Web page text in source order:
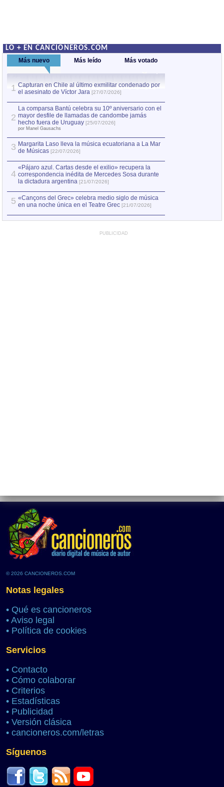
LO + EN CANCIONEROS.COM
Más nuevo Más leído Más votado
1 Capturan en Chile al último exmilitar condenado por
el asesinato de Víctor Jara [27/07/2026]
2
La comparsa Bantú celebra su 10º aniversario con el
mayor desfile de llamadas de candombe jamás
hecho fuera de Uruguay [25/07/2026]
por Manel Gausachs
3 Margarita Laso lleva la música ecuatoriana a La Mar
de Músicas [22/07/2026]
4
«Pájaro azul. Cartas desde el exilio» recupera la
correspondencia inédita de Mercedes Sosa durante
la dictadura argentina [21/07/2026]
5 «Cançons del Grec» celebra medio siglo de música
en una noche única en el Teatre Grec [21/07/2026]
PUBLICIDAD
© 2026 CANCIONEROS.COM
Notas legales
• Qué es cancioneros
• Aviso legal
• Política de cookies
Servicios
• Contacto
• Cómo colaborar
• Criterios
• Estadísticas
• Publicidad
• Versión clásica
• cancioneros.com/letras
Síguenos